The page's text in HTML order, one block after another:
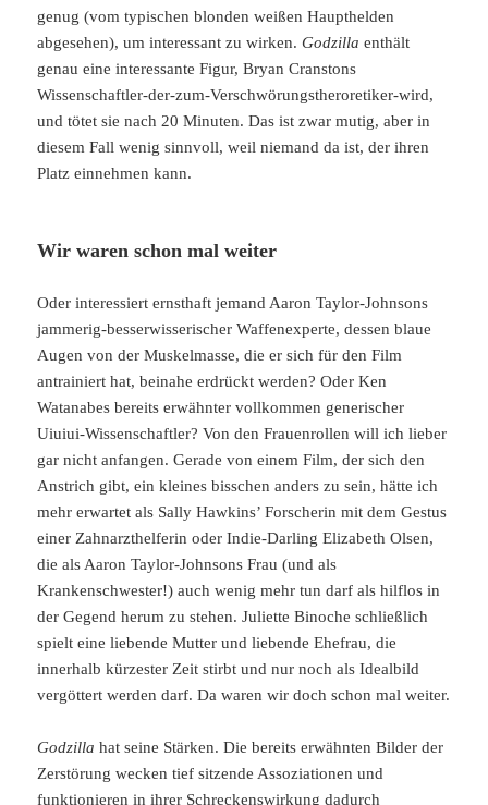
genug (vom typischen blonden weißen Haupthelden
abgesehen), um interessant zu wirken.Godzilla enthält
genau eine interessante Figur, Bryan Cranstons
Wissenschaftler-der-zum-Verschwörungstheroretiker-wird,
und tötet sie nach 20 Minuten. Das ist zwar mutig, aber in
diesem Fall wenig sinnvoll, weil niemand da ist, der ihren
Platz einnehmen kann.
Wir waren schon mal weiter
Oder interessiert ernsthaft jemand Aaron Taylor-Johnsons
jammerig-besserwisserischer Waffenexperte, dessen blaue
Augen von der Muskelmasse, die er sich für den Film
antrainiert hat, beinahe erdrückt werden? Oder Ken
Watanabes bereits erwähnter vollkommen generischer
Uiuiui-Wissenschaftler? Von den Frauenrollen will ich lieber
gar nicht anfangen. Gerade von einem Film, der sich den
Anstrich gibt, ein kleines bisschen anders zu sein, hätte ich
mehr erwartet als Sally Hawkins’ Forscherin mit dem Gestus
einer Zahnarzthelferin oder Indie-Darling Elizabeth Olsen,
die als Aaron Taylor-Johnsons Frau (und als
Krankenschwester!) auch wenig mehr tun darf als hilflos in
der Gegend herum zu stehen. Juliette Binoche schließlich
spielt eine liebende Mutter und liebende Ehefrau, die
innerhalb kürzester Zeit stirbt und nur noch als Idealbild
vergöttert werden darf. Da waren wir doch schon mal weiter.
Godzilla hat seine Stärken. Die bereits erwähnten Bilder der
Zerstörung wecken tief sitzende Assoziationen und
funktionieren in ihrer Schreckenswirkung dadurch